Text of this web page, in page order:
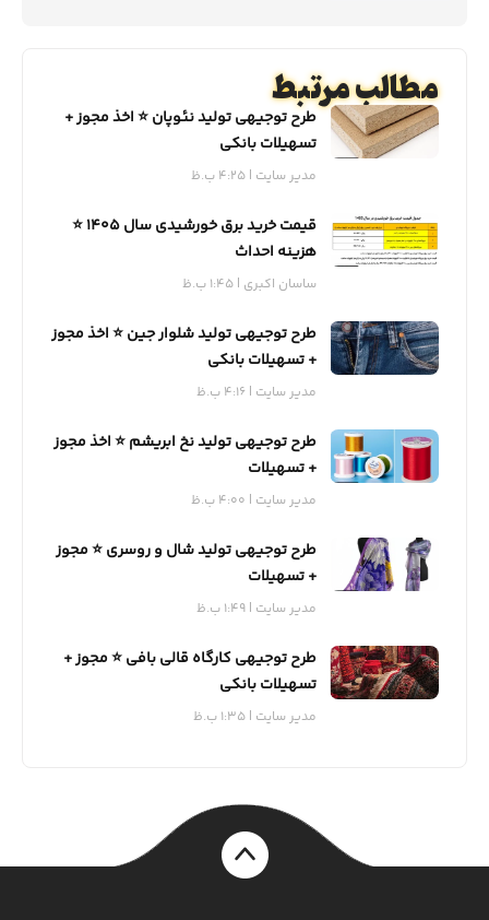
مطالب مرتبططرح توجیهی تولید نئوپان ⭐️ اخذ مجوز +
تسهیلات بانکی
مدیر سایت 4:25 ب.ظ
قیمت خرید برق خورشیدی سال 1405 ⭐️
هزینه احداث
ساسان اکبری 1:45 ب.ظ
طرح توجیهی تولید شلوار جین ⭐️ اخذ مجوز
+ تسهیلات بانکی
مدیر سایت 4:16 ب.ظ
طرح توجیهی تولید نخ ابریشم ⭐️ اخذ مجوز
+ تسهیلات
مدیر سایت 4:00 ب.ظ
طرح توجیهی تولید شال و روسری ⭐️ مجوز
+ تسهیلات
مدیر سایت 1:49 ب.ظ
طرح توجیهی کارگاه قالی بافی ⭐️ مجوز +
تسهیلات بانکی
مدیر سایت 1:35 ب.ظ